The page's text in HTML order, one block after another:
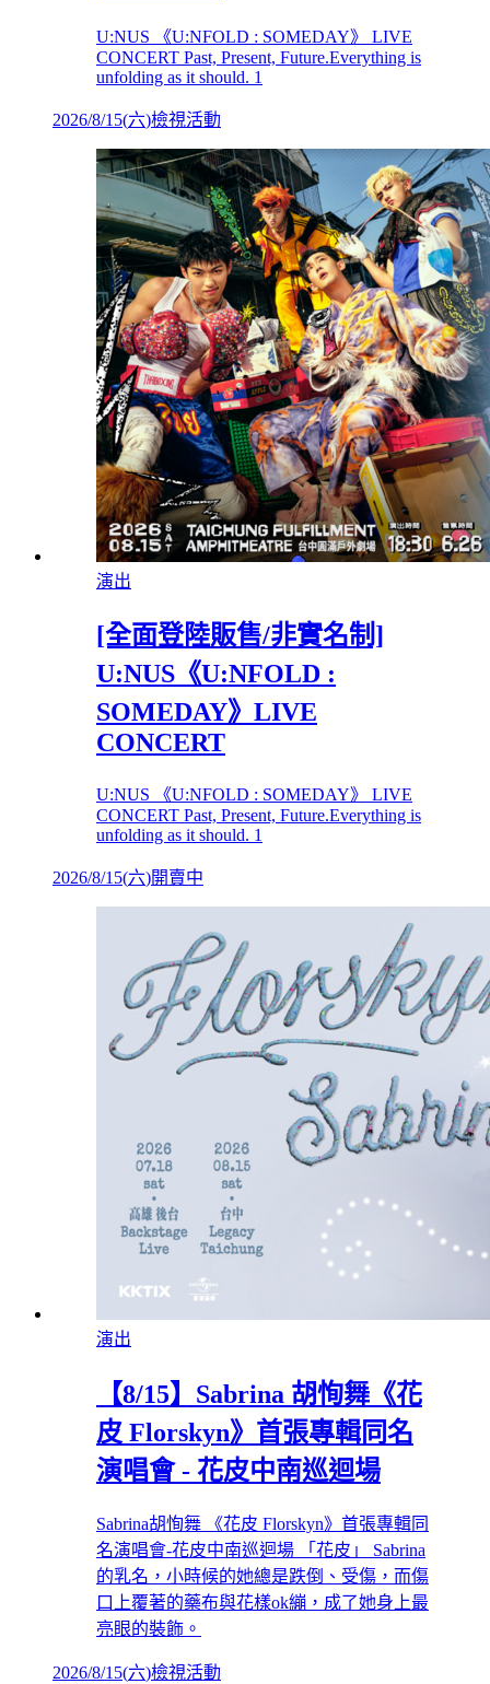
U:NUS 《U:NFOLD : SOMEDAY》 LIVE
CONCERT Past, Present, Future.Everything is
unfolding as it should. 1
2026/8/15(六)檢視活動
演出
[全面登陸販售/非實名制]
U:NUS《U:NFOLD :
SOMEDAY》LIVE
CONCERT
U:NUS 《U:NFOLD : SOMEDAY》 LIVE
CONCERT Past, Present, Future.Everything is
unfolding as it should. 1
2026/8/15(六)開賣中
演出
【8/15】Sabrina 胡恂舞《花
皮 Florskyn》首張專輯同名
演唱會 - 花皮中南巡迴場
Sabrina胡恂舞 《花皮 Florskyn》首張專輯同
名演唱會-花皮中南巡迴場 「花皮」 Sabrina
的乳名，小時候的她總是跌倒、受傷，而傷
口上覆著的藥布與花樣ok繃，成了她身上最
亮眼的裝飾。
2026/8/15(六)檢視活動